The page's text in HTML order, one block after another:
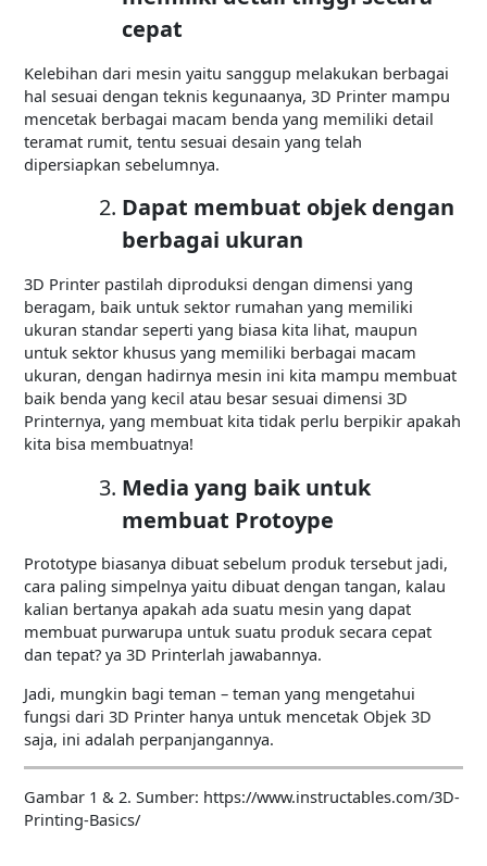
cepat
Kelebihan dari mesin yaitu sanggup melakukan berbagai
hal sesuai dengan teknis kegunaanya, 3D Printer mampu
mencetak berbagai macam benda yang memiliki detail
teramat rumit, tentu sesuai desain yang telah
dipersiapkan sebelumnya.
Dapat membuat objek dengan
berbagai ukuran
3D Printer pastilah diproduksi dengan dimensi yang
beragam, baik untuk sektor rumahan yang memiliki
ukuran standar seperti yang biasa kita lihat, maupun
untuk sektor khusus yang memiliki berbagai macam
ukuran, dengan hadirnya mesin ini kita mampu membuat
baik benda yang kecil atau besar sesuai dimensi 3D
Printernya, yang membuat kita tidak perlu berpikir apakah
kita bisa membuatnya!
Media yang baik untuk
membuat Protoype
Prototype biasanya dibuat sebelum produk tersebut jadi,
cara paling simpelnya yaitu dibuat dengan tangan, kalau
kalian bertanya apakah ada suatu mesin yang dapat
membuat purwarupa untuk suatu produk secara cepat
dan tepat? ya 3D Printerlah jawabannya.
Jadi, mungkin bagi teman – teman yang mengetahui
fungsi dari 3D Printer hanya untuk mencetak Objek 3D
saja, ini adalah perpanjangannya.
Gambar 1 & 2. Sumber: https://www.instructables.com/3D-
Printing-Basics/